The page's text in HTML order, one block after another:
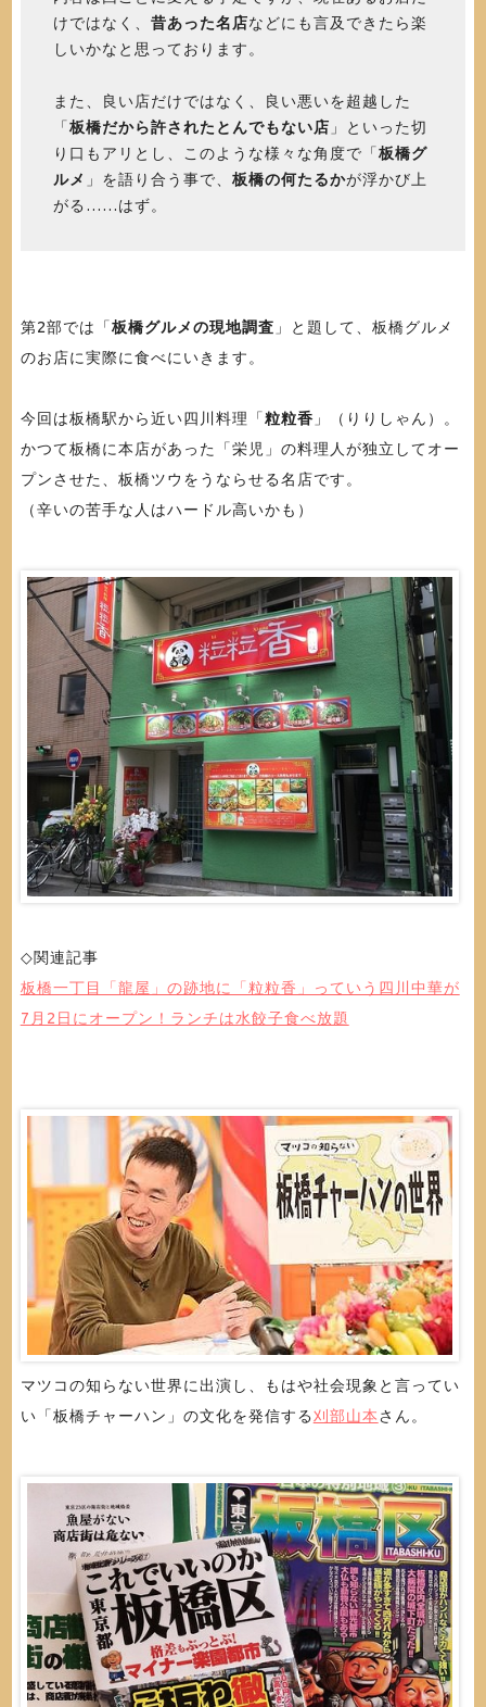
けではなく、 昔あった名店などにも言及できたら楽
しいかなと思っております。
また、良い店だけではなく、良い悪いを超越した
「板橋だから許されたとんでもない店 」といった切
り口もアリとし、このような様々な角度で「板橋グ
ルメ 」を語り合う事で、 板橋の何たるかが浮かび上
がる……はず。
第2部では「板橋グルメの現地調査 」と題して、板橋グルメ
のお店に実際に食べにいきます。
今回は板橋駅から近い四川料理「粒粒香 」（りりしゃん）。
かつて板橋に本店があった「栄児」の料理人が独立してオー
プンさせた、板橋ツウをうならせる名店です。
（辛いの苦手な人はハードル高いかも）
◇関連記事
板橋一丁目「龍屋」の跡地に「粒粒香」っていう四川中華が
7月2日にオープン！ランチは水餃子食べ放題
マツコの知らない世界に出演し、もはや社会現象と言ってい
い「板橋チャーハン」の文化を発信する刈部山本さん。